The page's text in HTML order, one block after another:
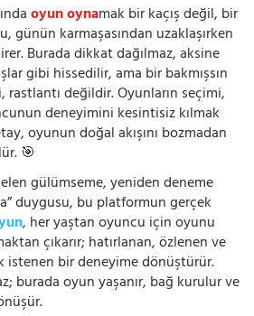
oyun oynamak bir kaçış değil, bir
günün karmaşasından uzaklaşırken
Burada dikkat dağılmaz, aksine
gibi hissedilir, ama bir bakmışsın
değildir. Oyunların seçimi,
deneyimini kesintisiz kılmak
oyunun doğal akışını bozmadan
🎯
gülümseme, yeniden deneme
duygusu, bu platformun gerçek
, her yaştan oyuncu için oyunu
çıkarır; hatırlanan, özlenen ve
istenen bir deneyime dönüştürür.
burada oyun yaşanır, bağ kurulur ve